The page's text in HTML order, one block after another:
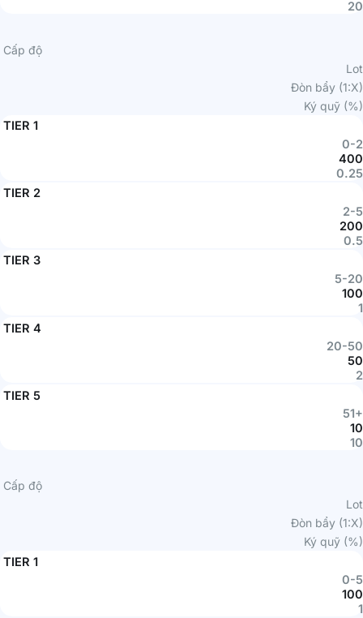
20
Cấp độ
Lot
Đòn bẩy (1:X)
Ký quỹ (%)
TIER 1
0-2
400
0.25
TIER 2
2-5
200
0.5
TIER 3
5-20
100
1
TIER 4
20-50
50
2
TIER 5
51+
10
10
Cấp độ
Lot
Đòn bẩy (1:X)
Ký quỹ (%)
TIER 1
0-5
100
1